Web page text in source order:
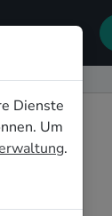
Dienste
Um
.